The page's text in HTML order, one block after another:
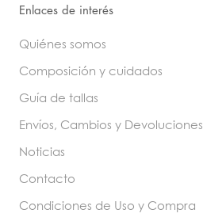
Enlaces de interés
Quiénes somos
Composición y cuidados
Guía de tallas
Envíos, Cambios y Devoluciones
Noticias
Contacto
Condiciones de Uso y Compra